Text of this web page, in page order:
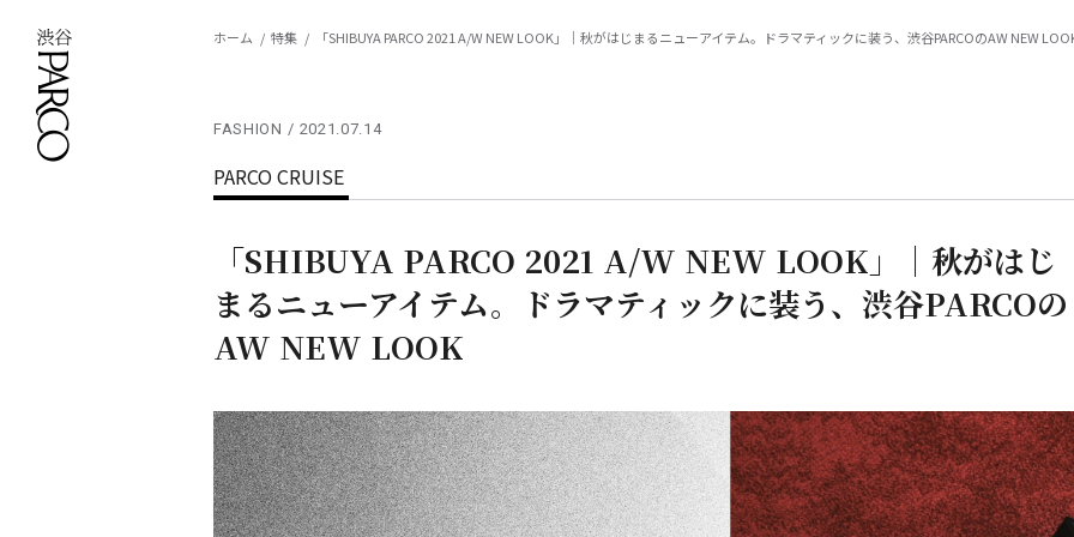
ホーム 特集 「SHIBUYA PARCO 2021 A/W NEW LOOK」｜秋がはじまるニューアイテム。ドラマティックに装う、渋谷PARCOのAW NEW
FASHION 2021.07.14
PARCO CRUISE
「SHIBUYA PARCO 2021 A/W NEW LOOK」｜秋がはじ
まるニューアイテム。ドラマティックに装う、渋谷PARCOの
AW NEW LOOK